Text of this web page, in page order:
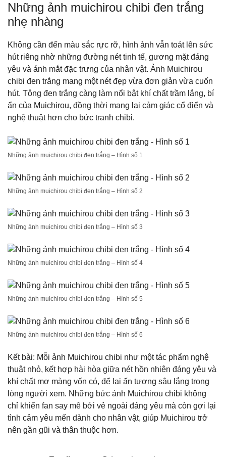
Những ảnh muichirou chibi đen trắng
nhẹ nhàng
Không cần đến màu sắc rực rỡ, hình ảnh vẫn toát lên sức
hút riêng nhờ những đường nét tinh tế, gương mặt đáng
yêu và ánh mắt đặc trưng của nhân vật. Ảnh Muichirou
chibi đen trắng mang một nét đẹp vừa đơn giản vừa cuốn
hút. Tông đen trắng càng làm nổi bật khí chất trầm lắng, bí
ẩn của Muichirou, đồng thời mang lại cảm giác cổ điển và
nghệ thuật hơn cho bức tranh chibi.
Những ảnh muichirou chibi đen trắng – Hình số 1
Những ảnh muichirou chibi đen trắng – Hình số 2
Những ảnh muichirou chibi đen trắng – Hình số 3
Những ảnh muichirou chibi đen trắng – Hình số 4
Những ảnh muichirou chibi đen trắng – Hình số 5
Những ảnh muichirou chibi đen trắng – Hình số 6
Kết bài: Mỗi ảnh Muichirou chibi như một tác phẩm nghệ
thuật nhỏ, kết hợp hài hòa giữa nét hồn nhiên đáng yêu và
khí chất mơ màng vốn có, để lại ấn tượng sâu lắng trong
lòng người xem. Những bức ảnh Muichirou chibi không
chỉ khiến fan say mê bởi vẻ ngoài đáng yêu mà còn gợi lại
tình cảm yêu mến dành cho nhân vật, giúp Muichirou trở
nên gần gũi và thân thuộc hơn.